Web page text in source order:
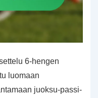
6-hengen
luomaan
juoksu-passi-